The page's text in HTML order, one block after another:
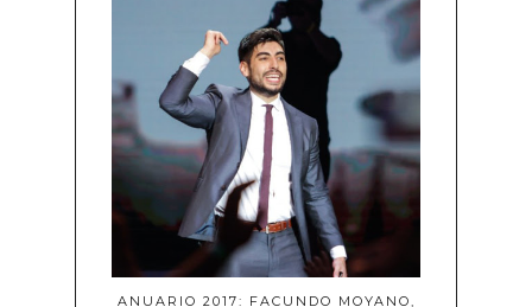
ANUARIO 2017: FACUNDO MOYANO,